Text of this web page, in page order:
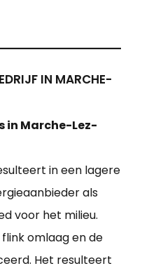
IN MARCHE-
in Marche-Lez-
in een lagere
als
voor het milieu.
omlaag en de
Het resulteert